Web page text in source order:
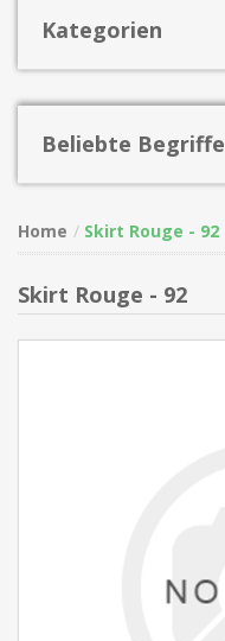
Kategorien
Beliebte Begriffe
Home Skirt Rouge - 92
Skirt Rouge - 92